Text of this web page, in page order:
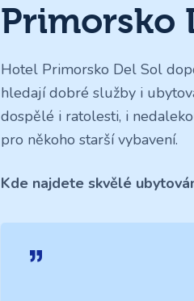
Primorsko
Hotel Primorsko Del Sol
hledají dobré služby i
dospělé i ratolesti, i
pro někoho starší vybavení.
Kde najdete skvělé